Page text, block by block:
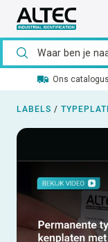
Ons
LABELS /